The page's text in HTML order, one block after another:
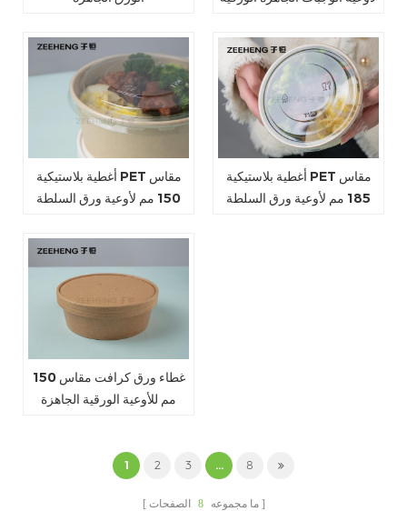
أغطية بلاستيكية PET مقاس
150 مم لأوعية ورق السلطة
أغطية بلاستيكية PET مقاس
185 مم لأوعية ورق السلطة
غطاء ورق كرافت مقاس 150
مم للأوعية الورقية الجاهزة
1 2 3 ... 8
ما مجموعه 8 الصفحات